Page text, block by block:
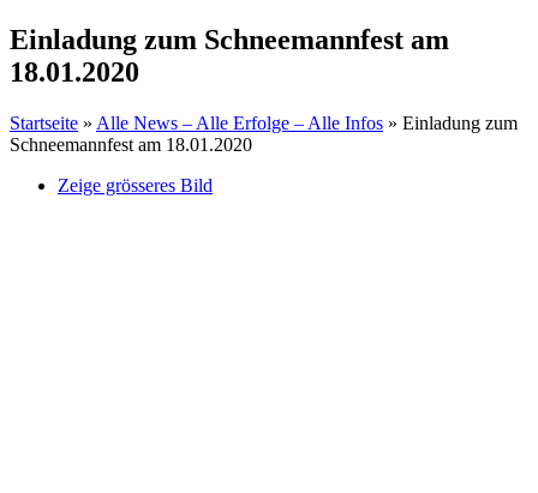
Einladung zum Schneemannfest am
18.01.2020
Startseite » Alle News – Alle Erfolge – Alle Infos » Einladung zum
Schneemannfest am 18.01.2020
Zeige grösseres Bild